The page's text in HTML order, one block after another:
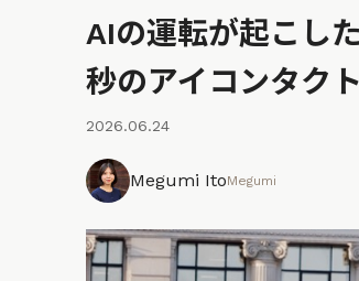
AIの運転が起こし
秒のアイコンタク
2026.06.24
Megumi ItoMegumi